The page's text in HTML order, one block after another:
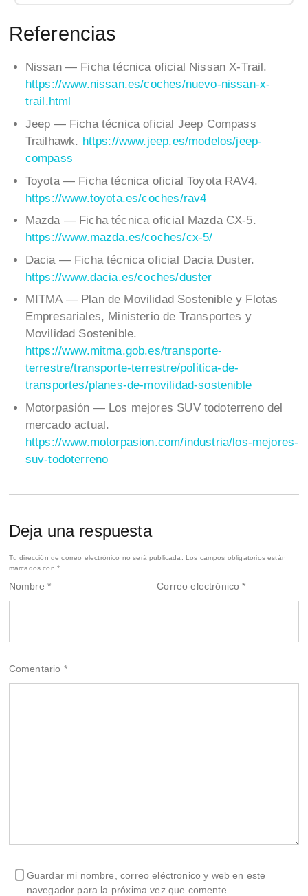
Referencias
Nissan — Ficha técnica oficial Nissan X-Trail.
https://www.nissan.es/coches/nuevo-nissan-x-
trail.html
Jeep — Ficha técnica oficial Jeep Compass
Trailhawk. https://www.jeep.es/modelos/jeep-
compass
Toyota — Ficha técnica oficial Toyota RAV4.
https://www.toyota.es/coches/rav4
Mazda — Ficha técnica oficial Mazda CX-5.
https://www.mazda.es/coches/cx-5/
Dacia — Ficha técnica oficial Dacia Duster.
https://www.dacia.es/coches/duster
MITMA — Plan de Movilidad Sostenible y Flotas
Empresariales, Ministerio de Transportes y
Movilidad Sostenible.
https://www.mitma.gob.es/transporte-
terrestre/transporte-terrestre/politica-de-
transportes/planes-de-movilidad-sostenible
Motorpasión — Los mejores SUV todoterreno del
mercado actual.
https://www.motorpasion.com/industria/los-mejores-
suv-todoterreno
Deja una respuesta
Tu dirección de correo electrónico no será publicada.
Los campos obligatorios están
marcados con *
Nombre * Correo electrónico*
Comentario *
Guardar mi nombre, correo eléctronico y web en este
navegador para la próxima vez que comente.